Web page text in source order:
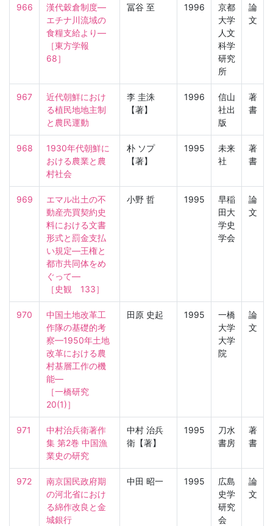
966
漢代穀倉制度—
エチナ川流域の
食糧支給より—
［東方学報
68］
冨谷 至 1996
京都
大学
人文
科学
研究
所
論
文
967
近代朝鮮におけ
る植民地地主制
と農民運動
李 圭洙
【著】
1996
信山
社出
版
著
書
968
1930年代朝鮮に
おける農業と農
村社会
朴 ソプ
【著】
1995
未来
社
著
書
969
エマル出土の不
動産売買契約史
料における文書
形式と罰金支払
い規定—王権と
都市共同体をめ
ぐって—
［史観　133］
小野 哲 1995
早稲
田大
学史
学会
論
文
970
中国土地改革工
作隊の基礎的考
察—1950年土地
改革における農
村基層工作の機
能—
［一橋研究
20(1)］
田原 史起 1995
一橋
大学
大学
院
論
文
971
中村治兵衛著作
集 第2巻 中国漁
業史の研究
中村 治兵
衛【著】
1995
刀水
書房
著
書
972
南京国民政府期
の河北省におけ
る綿作改良と金
城銀行
中田 昭一 1995
広島
史学
研究
会
論
文